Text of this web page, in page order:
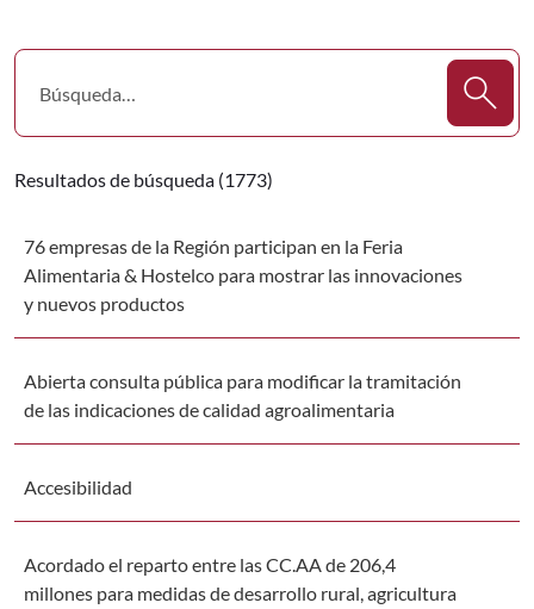
Resultados de búsqueda (1773)
76 empresas de la Región participan en la Feria
Alimentaria & Hostelco para mostrar las innovaciones
y nuevos productos
Abierta consulta pública para modificar la tramitación
de las indicaciones de calidad agroalimentaria
Accesibilidad
Acordado el reparto entre las CC.AA de 206,4
millones para medidas de desarrollo rural, agricultura